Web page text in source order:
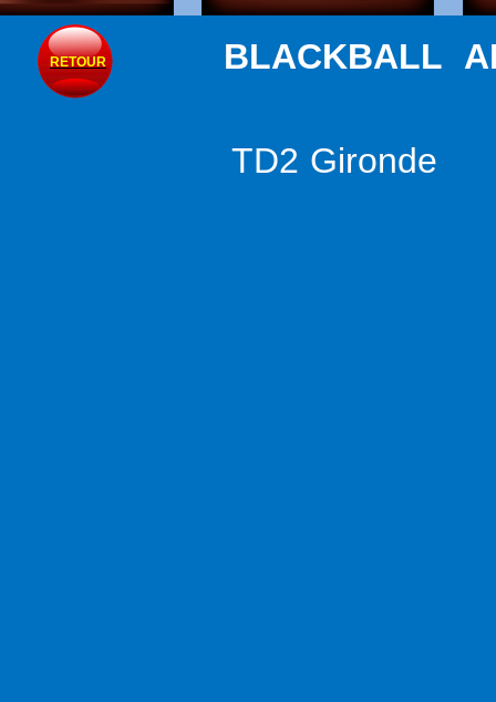
BLACKBALL
RETOUR
TD2 Gironde